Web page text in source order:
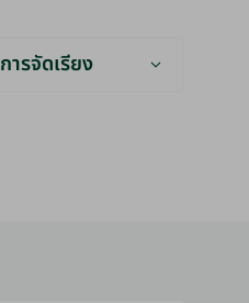
การจัดเรียง